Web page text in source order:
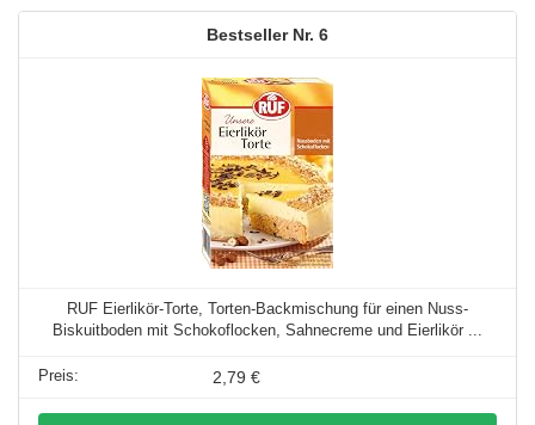
6
RUF Eierlikör-Torte, Torten-Backmischung für einen Nuss-
Biskuitboden mit Schokoflocken, Sahnecreme und Eierlikör ...
2,79 €